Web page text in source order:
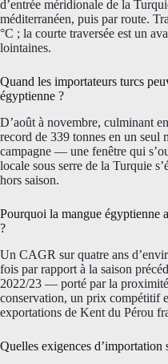
d’entrée méridionale de la
méditerranéen, puis par route.
°C ; la courte traversée est un
lointaines.
Quand les importateurs turcs
égyptienne ?
D’août à novembre, culminant
record de 339 tonnes en un seul
campagne — une fenêtre qui
locale sous serre de la Turquie
hors saison.
Pourquoi la mangue égyptienne
?
Un CAGR sur quatre ans
fois par rapport à la saison
2022/23 — porté par la
conservation, un prix compétitif
exportations de Kent du Pérou
Quelles exigences d’importation